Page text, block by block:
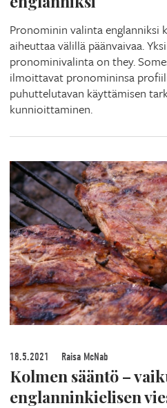
Pronominin valinta englanniksi
aiheuttaa välillä päänvaivaa.
pronominivalinta on they.
ilmoittavat pronomininsa
puhuttelutavan käyttämisen
kunnioittaminen.
18.5.2021 Raisa McNab
Kolmen sääntö –
englanninkielisen